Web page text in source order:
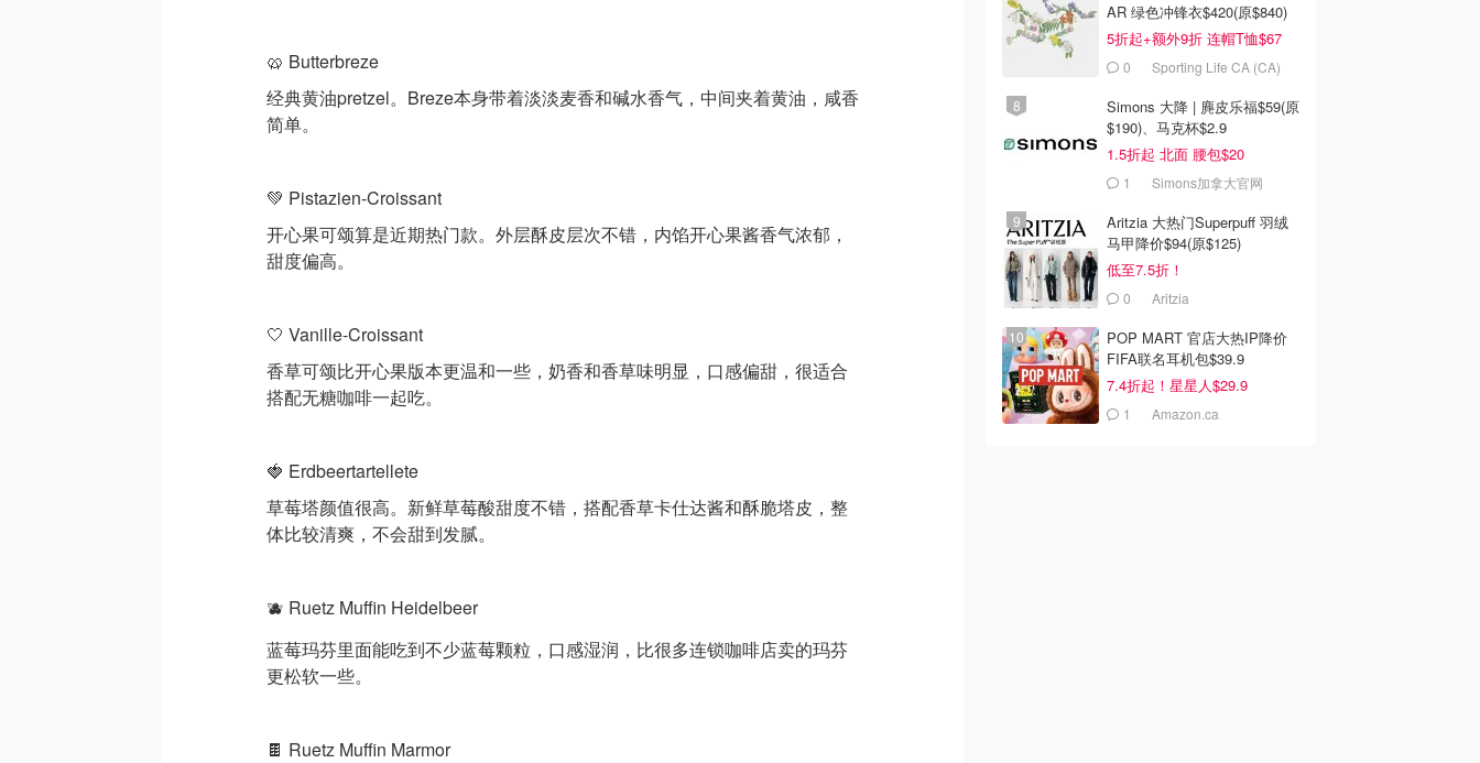
🥨 Butterbreze
经典黄油pretzel。Breze本身带着淡淡麦香和碱水香气，中间夹着黄油，咸香
简单。
💚 Pistazien-Croissant
开心果可颂算是近期热门款。外层酥皮层次不错，内馅开心果酱香气浓郁，
甜度偏高。
🤍 Vanille-Croissant
香草可颂比开心果版本更温和一些，奶香和香草味明显，口感偏甜，很适合
搭配无糖咖啡一起吃。
🍓 Erdbeertartellete
草莓塔颜值很高。新鲜草莓酸甜度不错，搭配香草卡仕达酱和酥脆塔皮，整
体比较清爽，不会甜到发腻。
🫐 Ruetz Muffin Heidelbeer
蓝莓玛芬里面能吃到不少蓝莓颗粒，口感湿润，比很多连锁咖啡店卖的玛芬
更松软一些。
🍫 Ruetz Muffin Marmor
AR 绿色冲锋衣$420(原$840)
5折起+额外9折 连帽T恤$67
0 Sporting Life CA (CA)
Simons 大降 | 麂皮乐福$59(原
$190)、马克杯$2.9
1.5折起 北面 腰包$20
1 Simons加拿大官网
Aritzia 大热门Superpuff 羽绒
马甲降价$94(原$125)
低至7.5折！
0 Aritzia
POP MART 官店大热IP降价
FIFA联名耳机包$39.9
7.4折起！星星人$29.9
1 Amazon.ca